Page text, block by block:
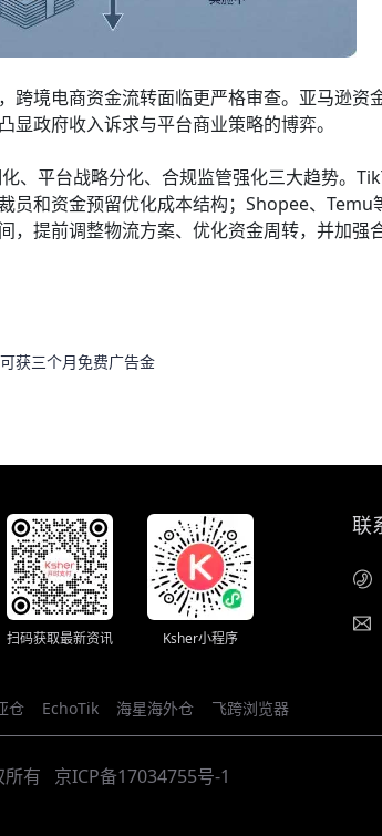
跨境电商资金流转面临更严格审查。亚马逊资
政府收入诉求与平台商业策略的博弈。
、平台战略分化、合规监管强化三大趋势。
员和资金预留优化成本结构；Shopee、Temu
，提前调整物流方案、优化资金周转，并加强
获三个月免费广告金
扫码获取最新资讯 Ksher小程序
联
仓 EchoTik 海星海外仓 飞跨浏览器
有 京ICP备17034755号-1